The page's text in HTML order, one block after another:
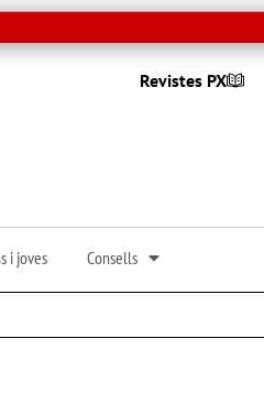
Revistes PX
i joves Consells